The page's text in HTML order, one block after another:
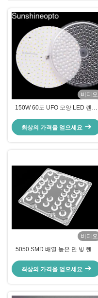
비디오
150W 60도 UFO 모양 LED 렌즈
드
최상의 가격을 얻으세요
비디오
5050 SMD 배열 높은 만 빛 렌즈
도 광속 각
최상의 가격을 얻으세요